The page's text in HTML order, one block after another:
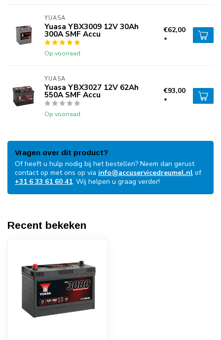
YUASA
Yuasa YBX3009 12V 30Ah
300A SMF Accu
Op voorraad
€62,00
*
YUASA
Yuasa YBX3027 12V 62Ah
550A SMF Accu
Op voorraad
€93,00
*
Vragen over dit product?
Of heeft u hulp nodig bij het bestellen? Neem dan gerust
contact op met ons op via info@accuservicedreumel.nl of
+31 6 33 61 60 41. Wij helpen u graag verder!
Recent bekeken